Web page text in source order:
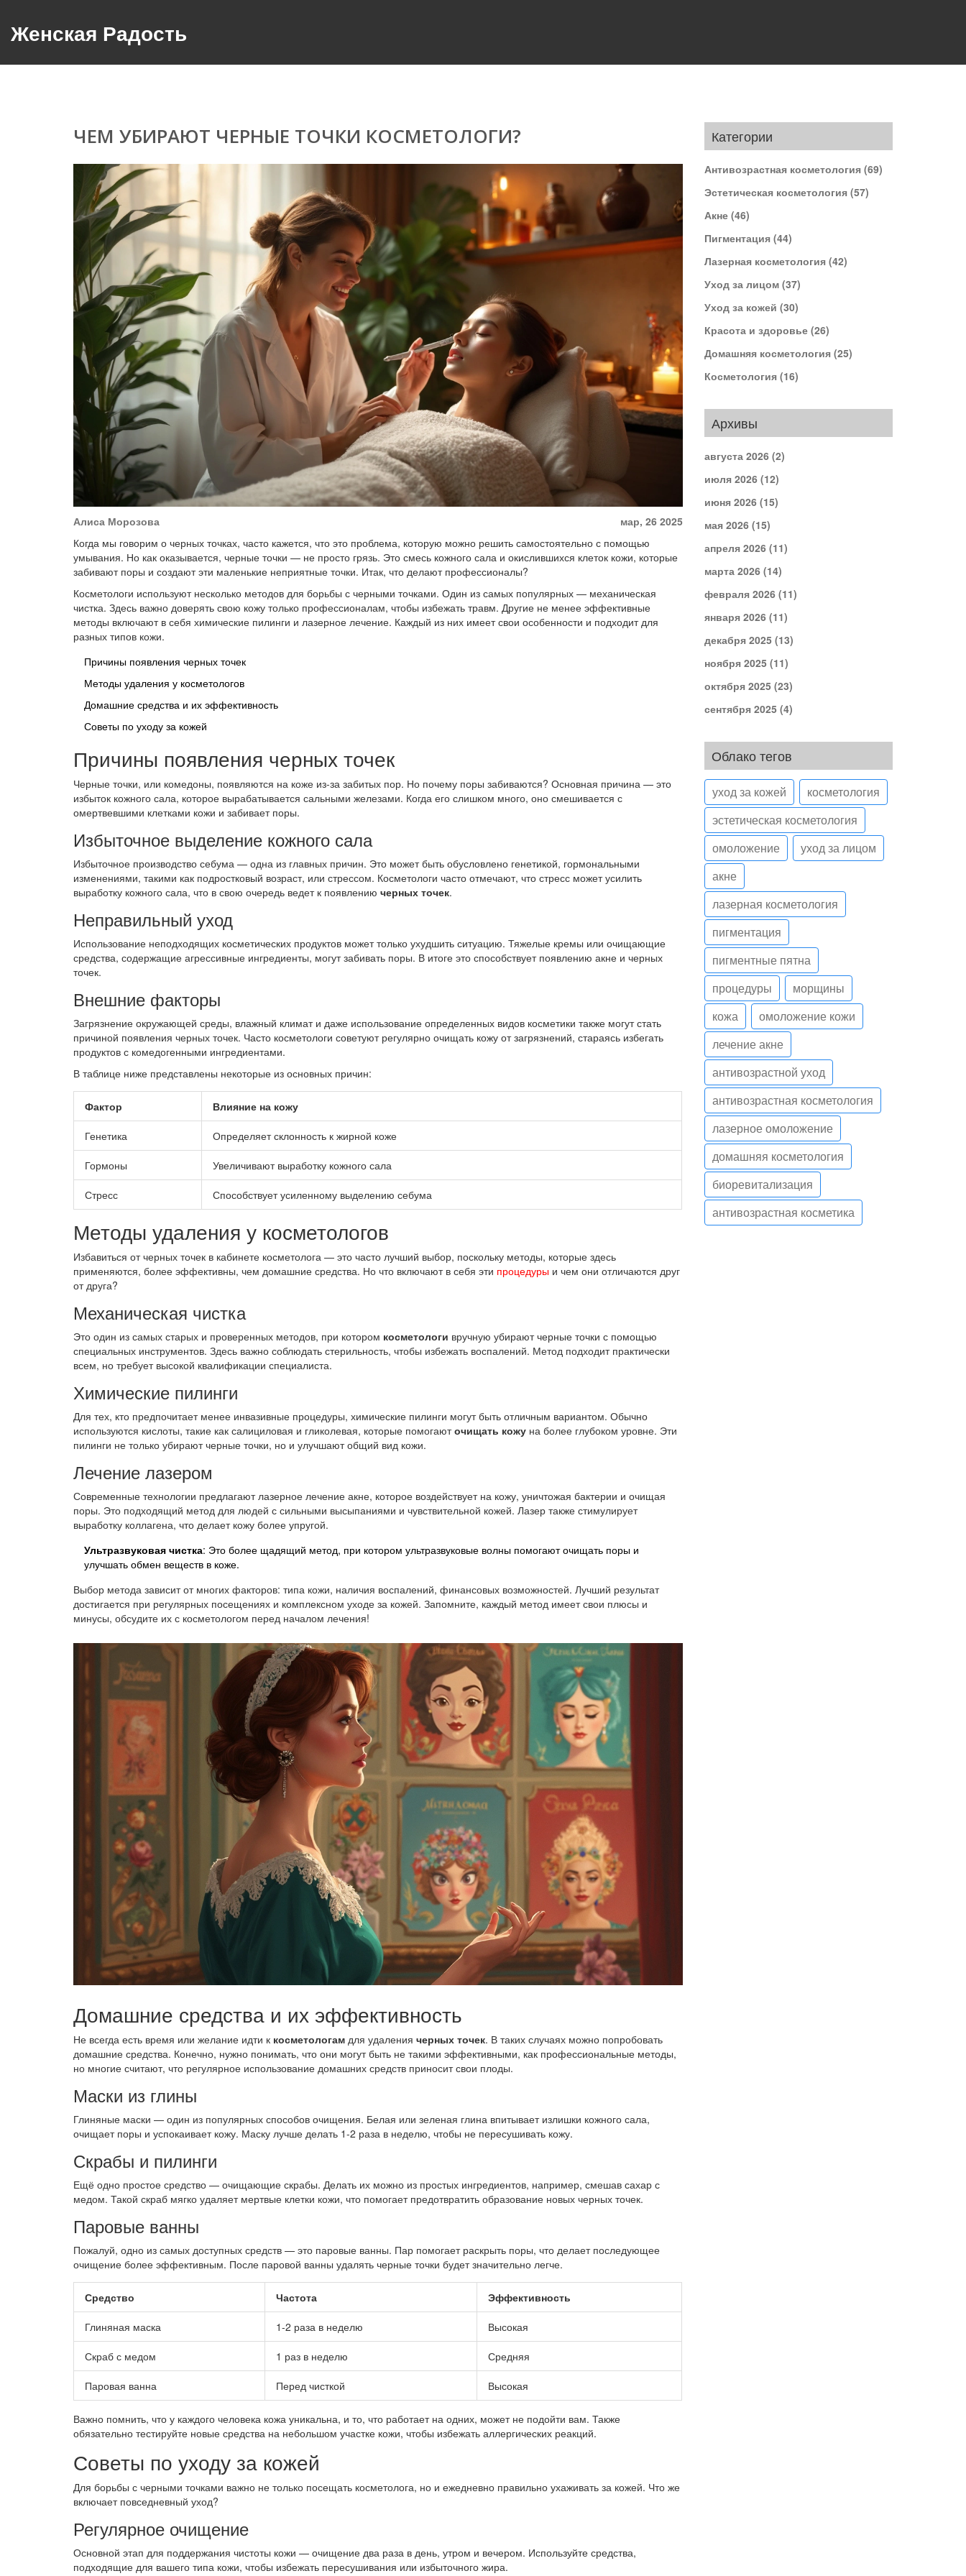
Женская Радость
ЧЕМ УБИРАЮТ ЧЕРНЫЕ ТОЧКИ КОСМЕТОЛОГИ?
Алиса Морозова
мар, 26 2025
Когда мы говорим о черных точках, часто кажется, что это проблема, которую можно решить самостоятельно с помощью
умывания. Но как оказывается, черные точки — не просто грязь. Это смесь кожного сала и окислившихся клеток кожи, которые
забивают поры и создают эти маленькие неприятные точки. Итак, что делают профессионалы?
Косметологи используют несколько методов для борьбы с черными точками. Один из самых популярных — механическая
чистка. Здесь важно доверять свою кожу только профессионалам, чтобы избежать травм. Другие не менее эффективные
методы включают в себя химические пилинги и лазерное лечение. Каждый из них имеет свои особенности и подходит для
разных типов кожи.
Причины появления черных точек
Методы удаления у косметологов
Домашние средства и их эффективность
Советы по уходу за кожей
Причины появления черных точек
Черные точки, или комедоны, появляются на коже из-за забитых пор. Но почему поры забиваются? Основная причина — это
избыток кожного сала, которое вырабатывается сальными железами. Когда его слишком много, оно смешивается с
омертвевшими клетками кожи и забивает поры.
Избыточное выделение кожного сала
Избыточное производство себума — одна из главных причин. Это может быть обусловлено генетикой, гормональными
изменениями, такими как подростковый возраст, или стрессом. Косметологи часто отмечают, что стресс может усилить
выработку кожного сала, что в свою очередь ведет к появлению черных точек.
Неправильный уход
Использование неподходящих косметических продуктов может только ухудшить ситуацию. Тяжелые кремы или очищающие
средства, содержащие агрессивные ингредиенты, могут забивать поры. В итоге это способствует появлению акне и черных
точек.
Внешние факторы
Загрязнение окружающей среды, влажный климат и даже использование определенных видов косметики также могут стать
причиной появления черных точек. Часто косметологи советуют регулярно очищать кожу от загрязнений, стараясь избегать
продуктов с комедогенными ингредиентами.
В таблице ниже представлены некоторые из основных причин:
Фактор Влияние на кожу
Генетика Определяет склонность к жирной коже
Гормоны Увеличивают выработку кожного сала
Стресс Способствует усиленному выделению себума
Методы удаления у косметологов
Избавиться от черных точек в кабинете косметолога — это часто лучший выбор, поскольку методы, которые здесь
применяются, более эффективны, чем домашние средства. Но что включают в себя эти процедуры и чем они отличаются друг
от друга?
Механическая чистка
Это один из самых старых и проверенных методов, при котором косметологи вручную убирают черные точки с помощью
специальных инструментов. Здесь важно соблюдать стерильность, чтобы избежать воспалений. Метод подходит практически
всем, но требует высокой квалификации специалиста.
Химические пилинги
Для тех, кто предпочитает менее инвазивные процедуры, химические пилинги могут быть отличным вариантом. Обычно
используются кислоты, такие как салициловая и гликолевая, которые помогаюточищать кожу на более глубоком уровне. Эти
пилинги не только убирают черные точки, но и улучшают общий вид кожи.
Лечение лазером
Современные технологии предлагают лазерное лечение акне, которое воздействует на кожу, уничтожая бактерии и очищая
поры. Это подходящий метод для людей с сильными высыпаниями и чувствительной кожей. Лазер также стимулирует
выработку коллагена, что делает кожу более упругой.
Ультразвуковая чистка: Это более щадящий метод, при котором ультразвуковые волны помогают очищать поры и
улучшать обмен веществ в коже.
Выбор метода зависит от многих факторов: типа кожи, наличия воспалений, финансовых возможностей. Лучший результат
достигается при регулярных посещениях и комплексном уходе за кожей. Запомните, каждый метод имеет свои плюсы и
минусы, обсудите их с косметологом перед началом лечения!
Домашние средства и их эффективность
Не всегда есть время или желание идти к косметологам для удаления черных точек. В таких случаях можно попробовать
домашние средства. Конечно, нужно понимать, что они могут быть не такими эффективными, как профессиональные методы,
но многие считают, что регулярное использование домашних средств приносит свои плоды.
Маски из глины
Глиняные маски — один из популярных способов очищения. Белая или зеленая глина впитывает излишки кожного сала,
очищает поры и успокаивает кожу. Маску лучше делать 1-2 раза в неделю, чтобы не пересушивать кожу.
Скрабы и пилинги
Ещё одно простое средство — очищающие скрабы. Делать их можно из простых ингредиентов, например, смешав сахар с
медом. Такой скраб мягко удаляет мертвые клетки кожи, что помогает предотвратить образование новых черных точек.
Паровые ванны
Пожалуй, одно из самых доступных средств — это паровые ванны. Пар помогает раскрыть поры, что делает последующее
очищение более эффективным. После паровой ванны удалять черные точки будет значительно легче.
Средство Частота Эффективность
Глиняная маска 1-2 раза в неделю Высокая
Скраб с медом 1 раз в неделю Средняя
Паровая ванна Перед чисткой Высокая
Важно помнить, что у каждого человека кожа уникальна, и то, что работает на одних, может не подойти вам. Также
обязательно тестируйте новые средства на небольшом участке кожи, чтобы избежать аллергических реакций.
Советы по уходу за кожей
Для борьбы с черными точками важно не только посещать косметолога, но и ежедневно правильно ухаживать за кожей. Что же
включает повседневный уход?
Регулярное очищение
Основной этап для поддержания чистоты кожи — очищение два раза в день, утром и вечером. Используйте средства,
подходящие для вашего типа кожи, чтобы избежать пересушивания или избыточного жира.
Категории
Антивозрастная косметология (69)
Эстетическая косметология (57)
Акне (46)
Пигментация (44)
Лазерная косметология (42)
Уход за лицом (37)
Уход за кожей (30)
Красота и здоровье (26)
Домашняя косметология (25)
Косметология (16)
Архивы
августа 2026 (2)
июля 2026 (12)
июня 2026 (15)
мая 2026 (15)
апреля 2026 (11)
марта 2026 (14)
февраля 2026 (11)
января 2026 (11)
декабря 2025 (13)
ноября 2025 (11)
октября 2025 (23)
сентября 2025 (4)
Облако тегов
уход за кожей
косметология
эстетическая косметология
омоложение
уход за лицом
акне
лазерная косметология
пигментация
пигментные пятна
процедуры
морщины
кожа
омоложение кожи
лечение акне
антивозрастной уход
антивозрастная косметология
лазерное омоложение
домашняя косметология
биоревитализация
антивозрастная косметика